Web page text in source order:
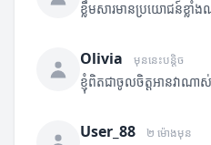
ខ្លឹមសារមានប្រយោជន៍ខ្លាំ
Olivia មុននេះបន្តិច
ខ្ញុំពិតជាចូលចិត្តអានវាណា
User_88 ២ ម៉ោងមុន